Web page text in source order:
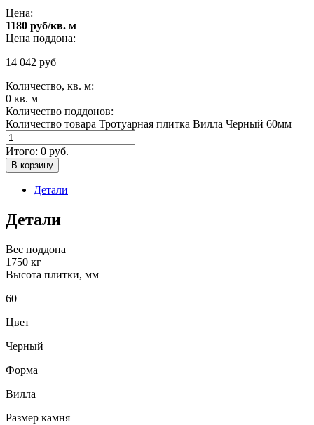
Цена:
1180 руб/кв. м
Цена поддона:
14 042 руб
Количество, кв. м:
0 кв. м
Количество поддонов:
Количество товара Тротуарная плитка Вилла Черный 60мм
Итого: 0 руб.
В корзину
Детали
Детали
Вес поддона
1750 кг
Высота плитки, мм
60
Цвет
Черный
Форма
Вилла
Размер камня